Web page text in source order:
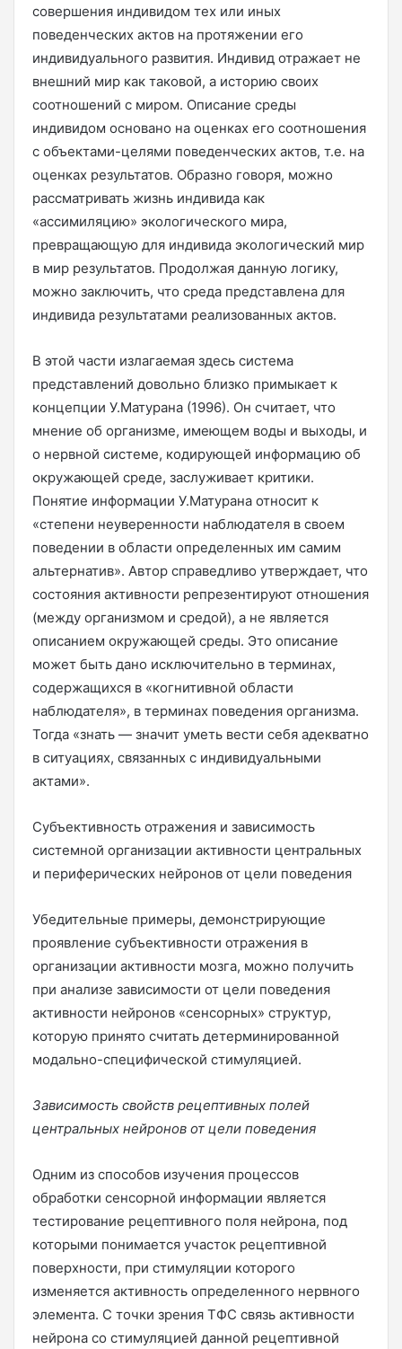
совершения индивидом тех или иных
поведенческих актов на протяжении его
индивидуального развития. Индивид отражает не
внешний мир как таковой, а историю своих
соотношений с миром. Описание среды
индивидом основано на оценках его соотношения
с объектами-целями поведенческих актов, т.е. на
оценках результатов. Образно говоря, можно
рассматривать жизнь индивида как
«ассимиляцию» экологического мира,
превращающую для индивида экологический мир
в мир результатов. Продолжая данную логику,
можно заключить, что среда представлена для
индивида результатами реализованных актов.
В этой части излагаемая здесь система
представлений довольно близко примыкает к
концепции У.Матурана (1996). Он считает, что
мнение об организме, имеющем воды и выходы, и
о нервной системе, кодирующей информацию об
окружающей среде, заслуживает критики.
Понятие информации У.Матурана относит к
«степени неуверенности наблюдателя в своем
поведении в области определенных им самим
альтернатив». Автор справедливо утверждает, что
состояния активности репрезентируют отношения
(между организмом и средой), а не является
описанием окружающей среды. Это описание
может быть дано исключительно в терминах,
содержащихся в «когнитивной области
наблюдателя», в терминах поведения организма.
Тогда «знать — значит уметь вести себя адекватно
в ситуациях, связанных с индивидуальными
актами».
Субъективность отражения и зависимость
системной организации активности центральных
и периферических нейронов от цели поведения
Убедительные примеры, демонстрирующие
проявление субъективности отражения в
организации активности мозга, можно получить
при анализе зависимости от цели поведения
активности нейронов «сенсорных» структур,
которую принято считать детерминированной
модально-специфической стимуляцией.
Зависимость свойств рецептивных полей
центральных нейронов от цели поведения
Одним из способов изучения процессов
обработки сенсорной информации является
тестирование рецептивного поля нейрона, под
которыми понимается участок рецептивной
поверхности, при стимуляции которого
изменяется активность определенного нервного
элемента. С точки зрения ТФС связь активности
нейрона со стимуляцией данной рецептивной